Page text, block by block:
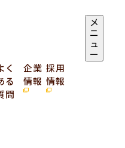
メ
ニ
ュ
ー
く
る
問
企業
情報
採用
情報